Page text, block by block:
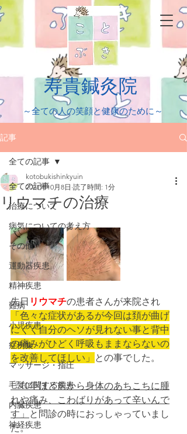
​寿貴鍼灸院
​～全ての人の笑顔と健康のために～
記事
全ての記事
治療について
病気についての考え方
その他
運動器疾患
精神疾患
難病
小児疾患
症例集
マッサージ・指圧
毛髪に関する疾患
内臓疾患
神経疾患
全ての記事
リウマチの治療
kotobukishinkyuin
2021年10月8日 読了時間: 1分
先日 リウマチの患者さんが来院され
「色々な症状があるが今回は頚が曲げ
にくく自分のヘソが見れない事と背中
の痛みがひどく呼吸もままならないの
を改善してほしい」 との事でした。
「10年ほど前から身体のあちこちに腫
れや痛み、こわばりがあって辛いんで
す」 と問診の時におっしゃっていまし
た。